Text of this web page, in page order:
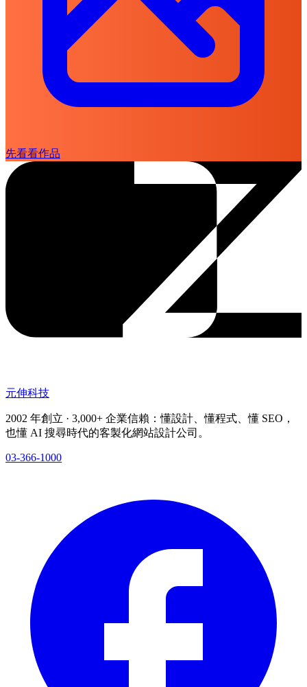
先看看作品
元伸科技
2002 年創立 · 3,000+ 企業信賴：懂設計、懂程式、懂 SEO，
也懂 AI 搜尋時代的客製化網站設計公司。
03-366-1000